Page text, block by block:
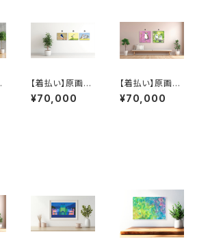
【着払い】原画：
オオルリ / ウグイ
ス / 仲よし双子
¥70,000
【着払い】原画：
ワキチャアメリカ
ムシクイ / 森の
¥70,000